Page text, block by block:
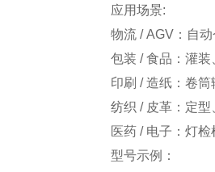
应用场景:
物流 / AGV：自
包装 / 食品：灌
印刷 / 造纸：卷
纺织 / 皮革：定
医药 / 电子：灯
型号示例：